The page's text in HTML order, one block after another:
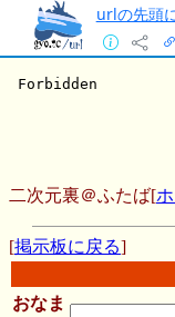
urlの先頭